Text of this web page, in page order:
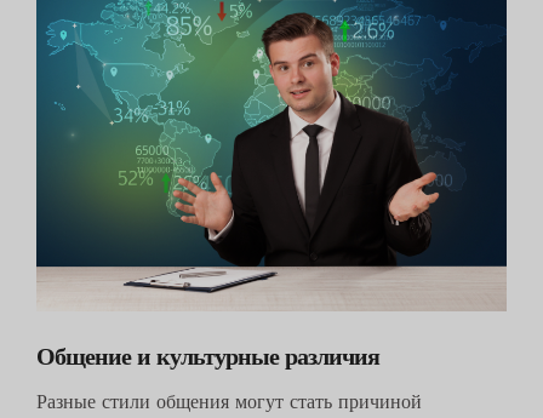
Общение и культурные различия
Разные стили общения могут стать причиной